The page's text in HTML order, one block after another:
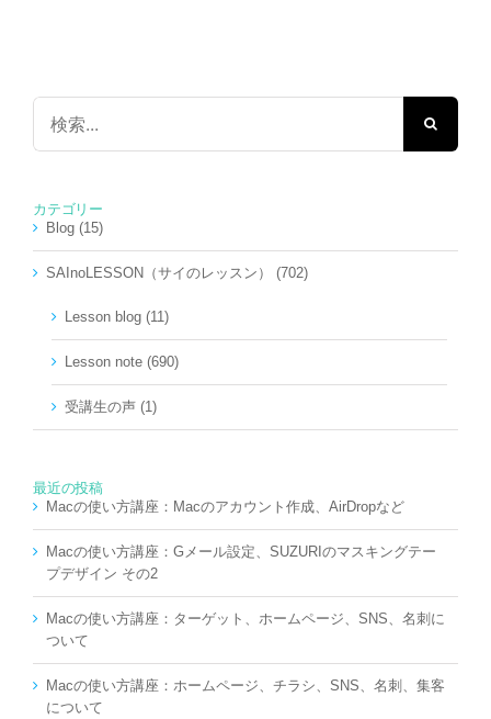
検
…
カテゴリー
Blog (15)
SAInoLESSON（サイのレッスン） (702)
Lesson blog (11)
Lesson note (690)
受講生の声 (1)
最近の投稿
Macの使い方講座：Macのアカウント作成、AirDropなど
Macの使い方講座：Gメール設定、SUZURIのマスキングテー
プデザイン その2
Macの使い方講座：ターゲット、ホームページ、SNS、名刺に
ついて
Macの使い方講座：ホームページ、チラシ、SNS、名刺、集客
について